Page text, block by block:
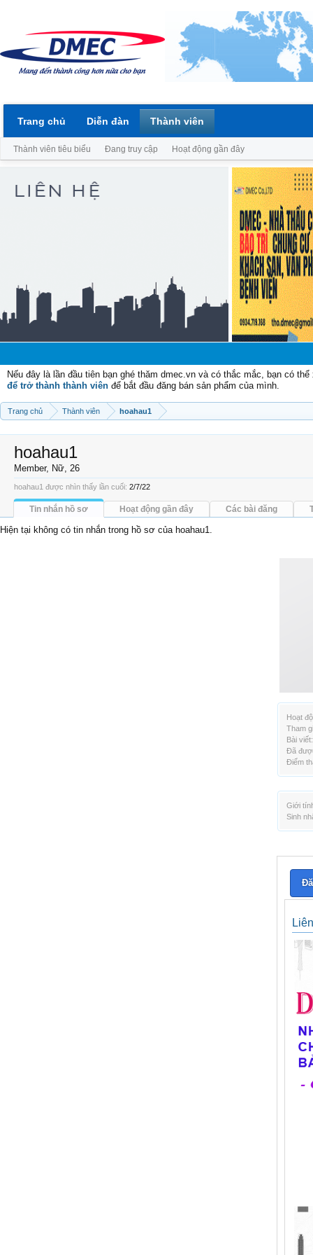
Nếu đây là lần đầu tiên bạn ghé thăm dmec.vn và có thắc mắc, bạn có
để trở thành thành viên để bắt đầu đăng bán sản phẩm của mình.
Trang chủ Thành viên hoahau1
Hoạt
Tham
Bài viết:
Đã
Điểm
Giới
Sinh
hoahau1
Member, Nữ, 26
hoahau1 được nhìn thấy lần cuối: 2/7/22
Tin nhắn hồ sơ Hoạt động gần đây Các bài đăng
Hiện tại không có tin nhắn trong hồ sơ của hoahau1.
Trang chủ Diễn đàn Thành viên
Thành viên tiêu biểu Đang truy cập Hoạt động gần đây